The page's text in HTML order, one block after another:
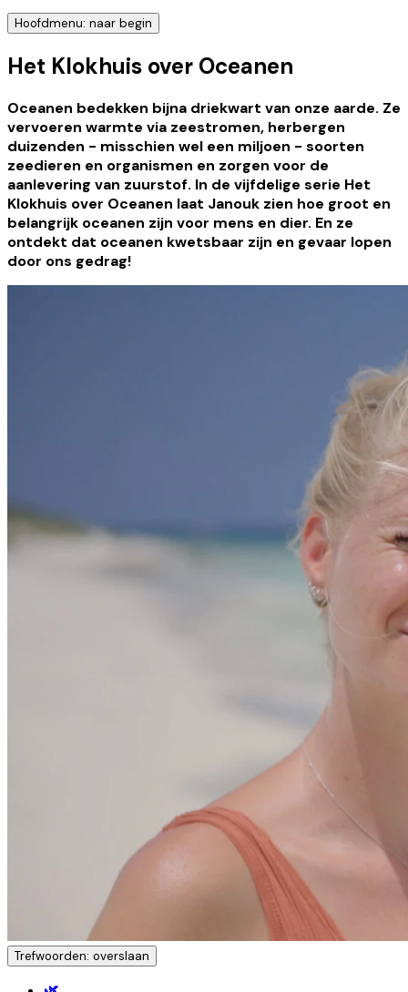
Hoofdmenu: naar begin
Het Klokhuis over Oceanen
Oceanen bedekken bijna driekwart van onze aarde. Ze
vervoeren warmte via zeestromen, herbergen
duizenden - misschien wel een miljoen - soorten
zeedieren en organismen en zorgen voor de
aanlevering van zuurstof. In de vijfdelige serie Het
Klokhuis over Oceanen laat Janouk zien hoe groot en
belangrijk oceanen zijn voor mens en dier. En ze
ontdekt dat oceanen kwetsbaar zijn en gevaar lopen
door ons gedrag!
Trefwoorden: overslaan